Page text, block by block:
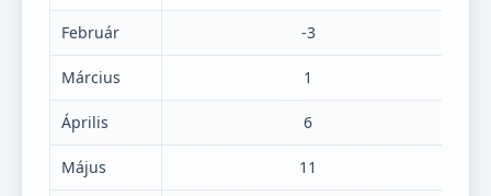
Február -3
Március 1
Április 6
Május 11